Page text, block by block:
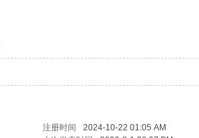
注册时间 2024-10-22 01:05 AM